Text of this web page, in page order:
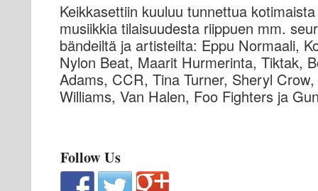
Keikkasettiin kuuluu tunnettua
musiikkia tilaisuudesta riippuen mm.
bändeiltä ja artisteilta: Eppu Normaali,
Nylon Beat, Maarit Hurmerinta, Tiktak,
Adams, CCR, Tina Turner, Sheryl
Williams, Van Halen, Foo Fighters ja
Follow Us